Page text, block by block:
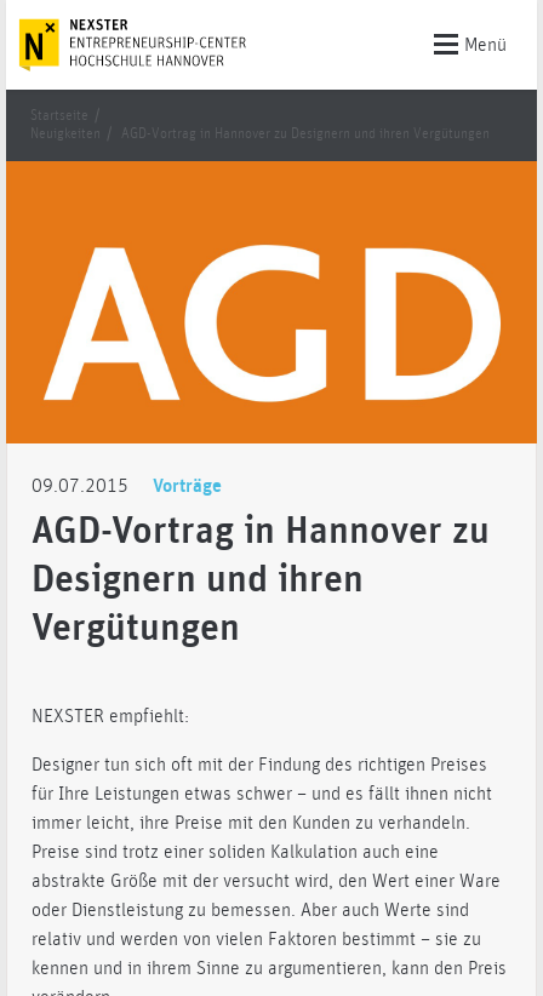
Menü
Startseite /
Neuigkeiten
/ AGD-Vortrag in Hannover zu Designern und ihren Vergütungen
09.07.2015 Vorträge
AGD-Vortrag in Hannover zu
Designern und ihren
Vergütungen
NEXSTER empfiehlt:
Designer tun sich oft mit der Findung des richtigen Preises
für Ihre Leistungen etwas schwer – und es fällt ihnen nicht
immer leicht, ihre Preise mit den Kunden zu verhandeln.
Preise sind trotz einer soliden Kalkulation auch eine
abstrakte Größe mit der versucht wird, den Wert einer Ware
oder Dienstleistung zu bemessen. Aber auch Werte sind
relativ und werden von vielen Faktoren bestimmt – sie zu
kennen und in ihrem Sinne zu argumentieren, kann den Preis